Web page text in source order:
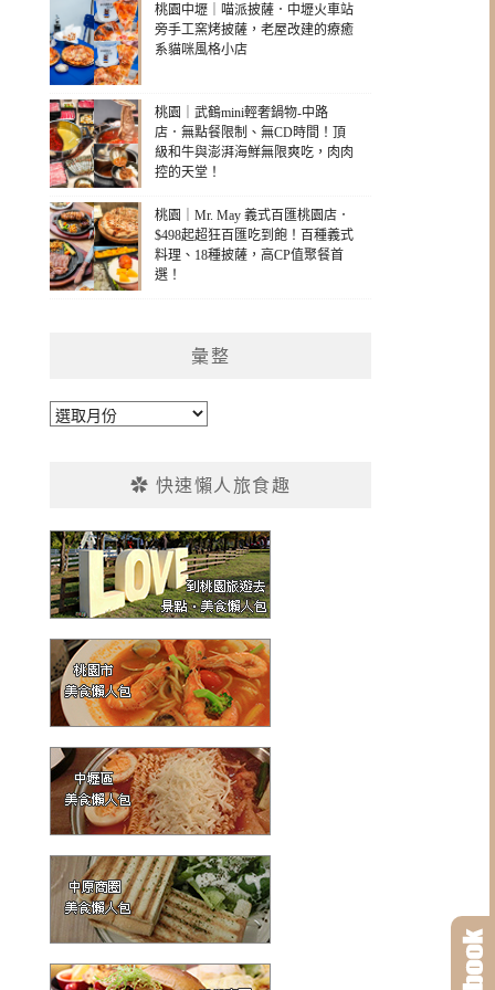
桃園中壢｜喵派披薩．中壢火車站
旁手工窯烤披薩，老屋改建的療癒
系貓咪風格小店
桃園｜武鶴mini輕奢鍋物-中路
店．無點餐限制、無CD時間！頂
級和牛與澎湃海鮮無限爽吃，肉肉
控的天堂！
桃園｜Mr. May 義式百匯桃園店．
$498起超狂百匯吃到飽！百種義式
料理、18種披薩，高CP值聚餐首
選！
彙整
彙
✿ 快速懶人旅食趣